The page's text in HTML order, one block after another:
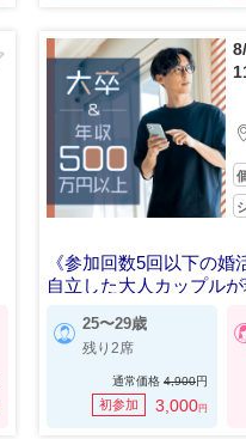
《参加回数5回以下の婚
自立した大人カップル
25〜29歳
残り2席
通常価格 4,900円
初参加 3,000円